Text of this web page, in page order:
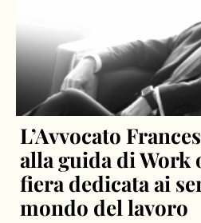
L’Avvocato
alla guida di Work
fiera dedicata ai
mondo del lavoro